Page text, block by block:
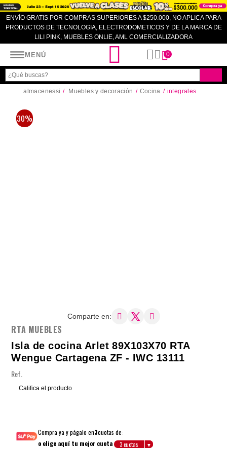
ENVÍO GRATIS POR COMPRAS SUPERIORES A $250.000, NO APLICA PARA
PRODUCTOS DE TECNOLOGIA, ELECTRODOMETICOS Y DE LA MARCA DE
LILI PINK, MUEBLES ONLIE, AML COMERCIALIZADORA
MENÚ
Almacenes SI
0
almacenessi Muebles y decoración Cocina integrales
30%
Comparte en:
RTA MUEBLES
Isla de cocina Arlet 89X103X70 RTA
Wengue Cartagena ZF - IWC 13111
Ref.
Califica el producto
Compra ya y págalo en3cuotas de:
o elige aquí tu mejor cuota